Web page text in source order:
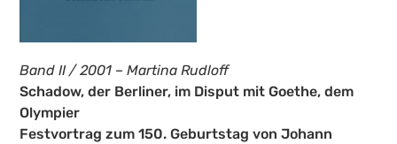
Band II / 2001 – Martina Rudloff
Schadow, der Berliner, im Disput mit Goethe, dem
Olympier
Festvortrag zum 150. Geburtstag von Johann